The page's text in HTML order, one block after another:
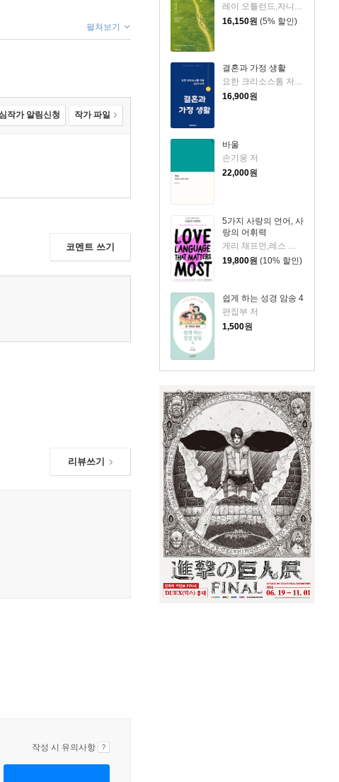
레이 오틀런드,자니 오틀런드/고동일 역
16,150원 (5% 할인)
결혼과 가정 생활
요한 크리소스톰 저/김진우 역
16,900원
바울
손기웅 저
22,000원
5가지 사랑의 언어, 사
랑의 어휘력
게리 채프먼,레스 패럿,레슬리 패럿 저/이지혜 역
19,800원 (10% 할인)
쉽게 하는 성경 암송 4
편집부 저
1,500원
펼쳐보기
작가 알림신청 작가 파일
코멘트 쓰기
리뷰쓰기
작성 시 유의사항